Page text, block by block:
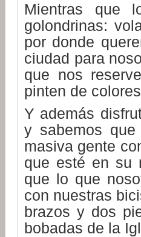
Mientras que
golondrinas:
por donde
ciudad para
que nos
pinten de
Y además
y sabemos
masiva gente
que esté en su
que lo que
con nuestras
brazos y dos
bobadas de la